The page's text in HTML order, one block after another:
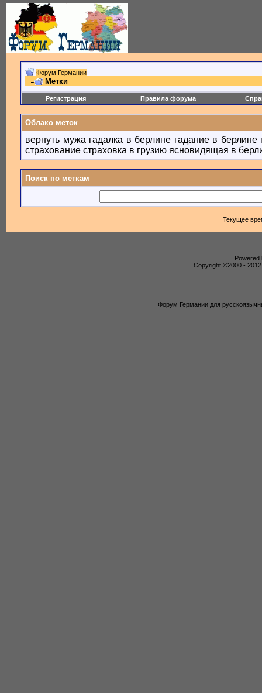
Форум Германии
Метки
Регистрация Правила форума
Облако меток
вернуть мужа гадалка в берлине гадание в берлине
страхование страховка в грузию ясновидящая в
Поиск по меткам
Текущее
Powered
Copyright ©2000 -
Форум Германии для